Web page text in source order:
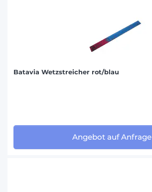
Batavia Wetzstreicher rot/blau
Angebot auf Anfrage